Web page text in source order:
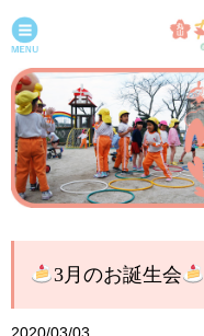
3月のお誕生会